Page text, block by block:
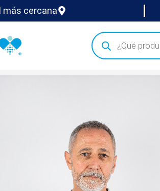
más cercana